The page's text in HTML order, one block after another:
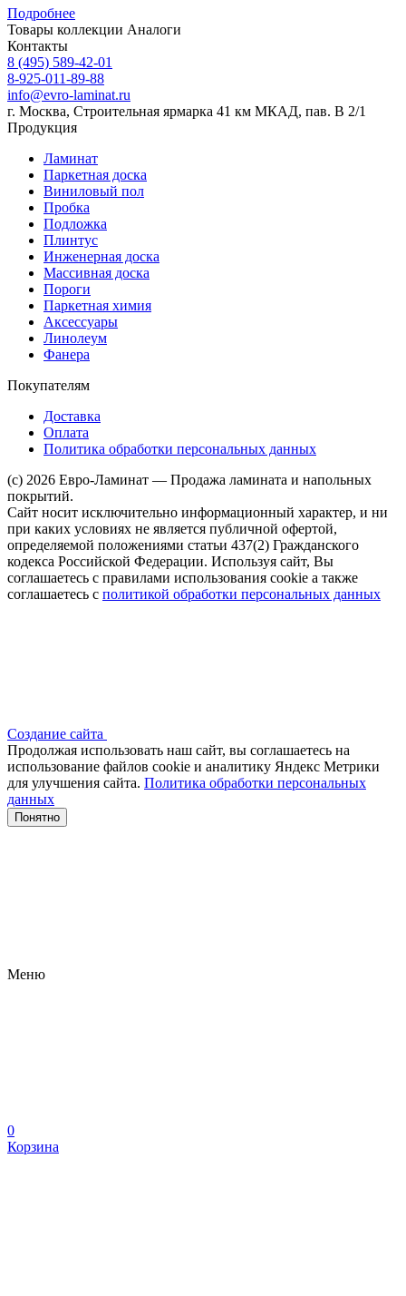
Подробнее
Товары коллекции Аналоги
Контакты
8 (495) 589-42-01
8-925-011-89-88
info@evro-laminat.ru
г. Москва, Строительная ярмарка 41 км МКАД, пав. В 2/1
Продукция
Ламинат
Паркетная доска
Виниловый пол
Пробка
Подложка
Плинтус
Инженерная доска
Массивная доска
Пороги
Паркетная химия
Аксессуары
Линолеум
Фанера
Покупателям
Доставка
Оплата
Политика обработки персональных данных
(c) 2026 Евро-Ламинат — Продажа ламината и напольных
покрытий.
Сайт носит исключительно информационный характер, и ни
при каких условиях не является публичной офертой,
определяемой положениями статьи 437(2) Гражданского
кодекса Российской Федерации. Используя сайт, Вы
соглашаетесь с правилами использования cookie а также
соглашаетесь с политикой обработки персональных данных
Создание сайта
Продолжая использовать наш сайт, вы соглашаетесь на
использование файлов сооkіе и аналитику Яндекс Метрики
для улучшения сайта. Политика обработки персональных
данных
Понятно
Меню
0
Корзина